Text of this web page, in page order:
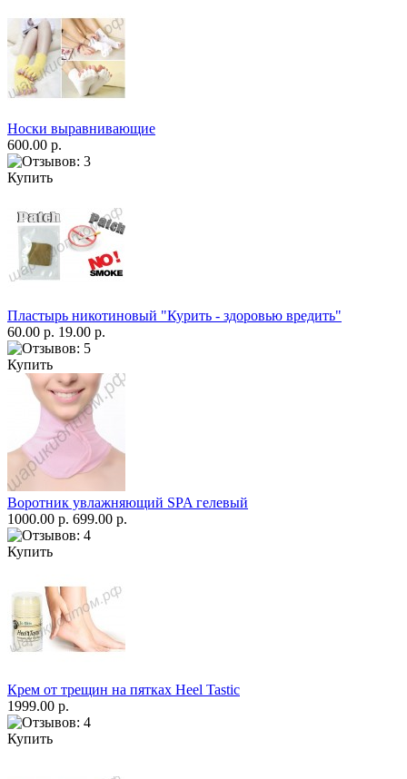
Носки выравнивающие
600.00 р.
Купить
Пластырь никотиновый "Курить - здоровью вредить"
60.00 р. 19.00 р.
Купить
Воротник увлажняющий SPA гелевый
1000.00 р. 699.00 р.
Купить
Крем от трещин на пятках Heel Tastic
1999.00 р.
Купить